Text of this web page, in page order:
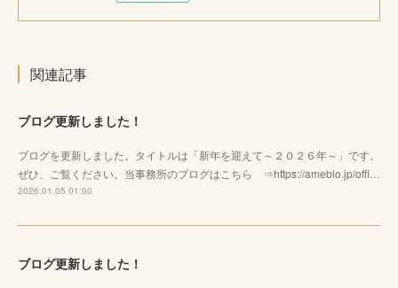
関連記事
ブログ更新しました！
ブログを更新しました。タイトルは「新年を迎えて～２０２６年～」です。
ぜひ、ご覧ください。当事務所のブログはこちら ⇒https://ameblo.jp/offi…
2026.01.05 01:00
ブログ更新しました！